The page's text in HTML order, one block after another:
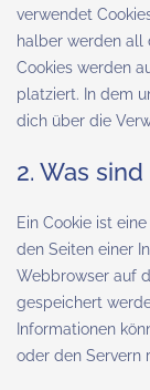
verwendet
halber werden all
Cookies werden
platziert. In dem
dich über die
2. Was
Ein Cookie ist
den Seiten einer
Webbrowser auf
gespeichert
Informationen
oder den Servern